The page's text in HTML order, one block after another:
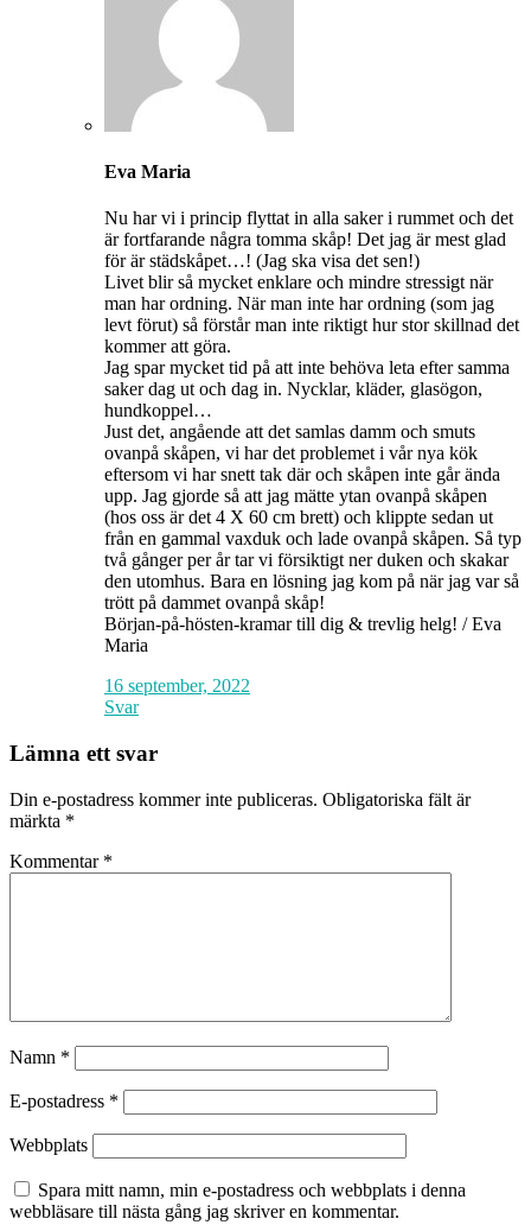
Eva Maria
Nu har vi i princip flyttat in alla saker i rummet och det
är fortfarande några tomma skåp! Det jag är mest glad
för är städskåpet…! (Jag ska visa det sen!)
Livet blir så mycket enklare och mindre stressigt när
man har ordning. När man inte har ordning (som jag
levt förut) så förstår man inte riktigt hur stor skillnad det
kommer att göra.
Jag spar mycket tid på att inte behöva leta efter samma
saker dag ut och dag in. Nycklar, kläder, glasögon,
hundkoppel…
Just det, angående att det samlas damm och smuts
ovanpå skåpen, vi har det problemet i vår nya kök
eftersom vi har snett tak där och skåpen inte går ända
upp. Jag gjorde så att jag mätte ytan ovanpå skåpen
(hos oss är det 4 X 60 cm brett) och klippte sedan ut
från en gammal vaxduk och lade ovanpå skåpen. Så typ
två gånger per år tar vi försiktigt ner duken och skakar
den utomhus. Bara en lösning jag kom på när jag var så
trött på dammet ovanpå skåp!
Början-på-hösten-kramar till dig & trevlig helg! / Eva
Maria
16 september, 2022
Svar
Lämna ett svar
Din e-postadress kommer inte publiceras. Obligatoriska fält är
märkta *
Kommentar *
Namn *
E-postadress *
Webbplats
Spara mitt namn, min e-postadress och webbplats i denna
webbläsare till nästa gång jag skriver en kommentar.